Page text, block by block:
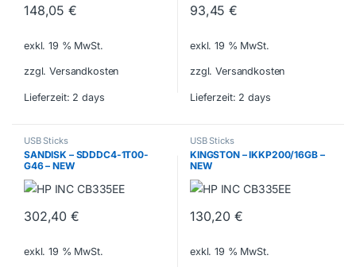
148,05€
exkl. 19 % MwSt.
zzgl. Versandkosten
Lieferzeit: 2 days
93,45€
exkl. 19 % MwSt.
zzgl. Versandkosten
Lieferzeit: 2 days
USB Sticks
SANDISK – SDDDC4-1T00-
G46 – NEW
302,40€
exkl. 19 % MwSt.
USB Sticks
KINGSTON – IKKP200/16GB –
NEW
130,20€
exkl. 19 % MwSt.